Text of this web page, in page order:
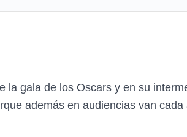
la gala de los Oscars y en su
además en audiencias van